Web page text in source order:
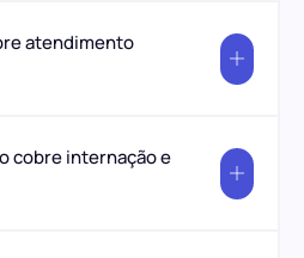
atendimento
cobre internação e